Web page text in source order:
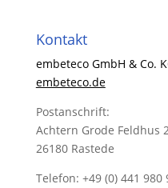
Kontakt
embeteco GmbH & Co.
embeteco.de
Postanschrift:
Achtern Grode Feldhus
26180 Rastede
Telefon: +49 (0) 441 980